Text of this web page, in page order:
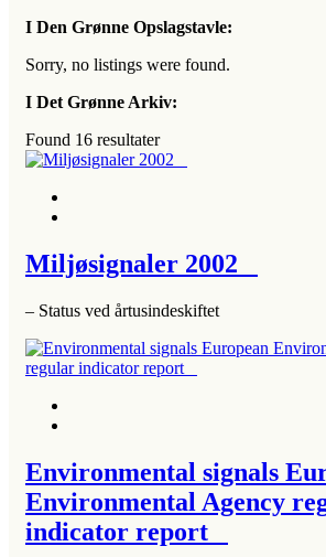
I Den Grønne Opslagstavle:
Sorry, no listings were found.
I Det Grønne Arkiv:
Found 16 resultater
Miljøsignaler 2002
– Status ved årtusindeskiftet
Environmental signals
Environmental Agency
indicator report